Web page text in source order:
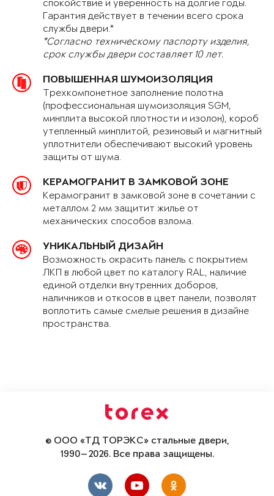
спокойствие и уверенность на долгие годы.
Гарантия действует в течении всего срока
службы двери.*
*Согласно техническому паспорту изделия,
срок службы двери составляет 10 лет.
ПОВЫШЕННАЯ ШУМОИЗОЛЯЦИЯ
Трехкомпонетное заполнение полотна
(профессиональная шумоизоляция SGM,
минплита высокой плотности и изолон), короб
утепленный минплитой, резиновый и магнитный
уплотнители обеспечивают высокий уровень
защиты от шума.
КЕРАМОГРАНИТ В ЗАМКОВОЙ ЗОНЕ
Керамогранит в замковой зоне в сочетании с
металлом 2 мм защитит жилье от
механических способов взлома.
УНИКАЛЬНЫЙ ДИЗАЙН
Возможность окрасить панель с покрытием
ЛКП в любой цвет по каталогу RAL, наличие
единой отделки внутренних доборов,
наличников и откосов в цвет панели, позволят
воплотить самые смелые решения в дизайне
пространства.
© ООО «ТД ТОРЭКС» стальные двери,
1990—2026. Все права защищены.